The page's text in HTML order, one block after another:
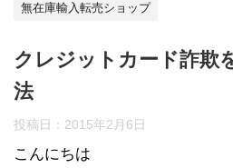
無在庫輸入転売ショップ
クレジットカード詐欺
法
投稿日： 2015年2月6日
こんにちは